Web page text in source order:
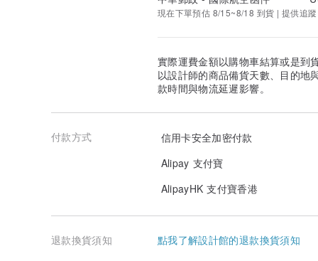
現在下單預估 8/15~8/18 到貨 | 提供追蹤
實際運費金額以購物車結算或是到
以設計師的商品備貨天數、目的地
款時間與物流延遲影響。
付款方式
信用卡安全加密付款
Alipay 支付寶
AlipayHK 支付寶香港
退款換貨須知 點我了解設計館的退款換貨須知